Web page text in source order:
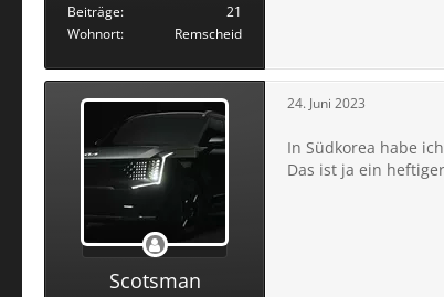
Beiträge
21
Wohnort
Remscheid
Scotsman
24. Juni 2023
In Südkorea habe
Das ist ja ein